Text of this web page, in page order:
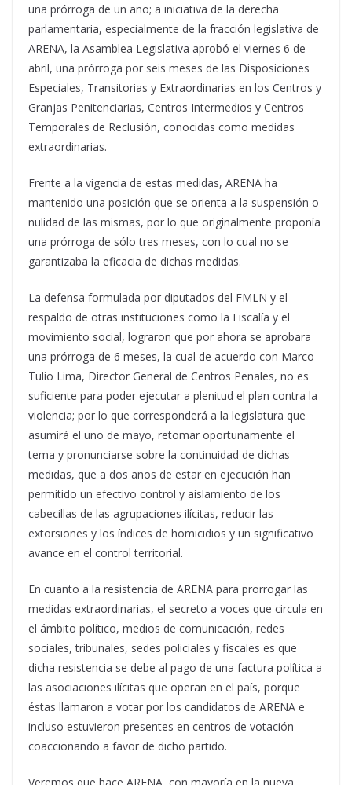
una prórroga de un año; a iniciativa de la derecha
parlamentaria, especialmente de la fracción legislativa de
ARENA, la Asamblea Legislativa aprobó el viernes 6 de
abril, una prórroga por seis meses de las Disposiciones
Especiales, Transitorias y Extraordinarias en los Centros y
Granjas Penitenciarias, Centros Intermedios y Centros
Temporales de Reclusión, conocidas como medidas
extraordinarias.
Frente a la vigencia de estas medidas, ARENA ha
mantenido una posición que se orienta a la suspensión o
nulidad de las mismas, por lo que originalmente proponía
una prórroga de sólo tres meses, con lo cual no se
garantizaba la eficacia de dichas medidas.
La defensa formulada por diputados del FMLN y el
respaldo de otras instituciones como la Fiscalía y el
movimiento social, lograron que por ahora se aprobara
una prórroga de 6 meses, la cual de acuerdo con Marco
Tulio Lima, Director General de Centros Penales, no es
suficiente para poder ejecutar a plenitud el plan contra la
violencia; por lo que corresponderá a la legislatura que
asumirá el uno de mayo, retomar oportunamente el
tema y pronunciarse sobre la continuidad de dichas
medidas, que a dos años de estar en ejecución han
permitido un efectivo control y aislamiento de los
cabecillas de las agrupaciones ilícitas, reducir las
extorsiones y los índices de homicidios y un significativo
avance en el control territorial.
En cuanto a la resistencia de ARENA para prorrogar las
medidas extraordinarias, el secreto a voces que circula en
el ámbito político, medios de comunicación, redes
sociales, tribunales, sedes policiales y fiscales es que
dicha resistencia se debe al pago de una factura política a
las asociaciones ilícitas que operan en el país, porque
éstas llamaron a votar por los candidatos de ARENA e
incluso estuvieron presentes en centros de votación
coaccionando a favor de dicho partido.